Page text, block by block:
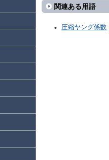
関連ある用語
圧縮ヤング係数